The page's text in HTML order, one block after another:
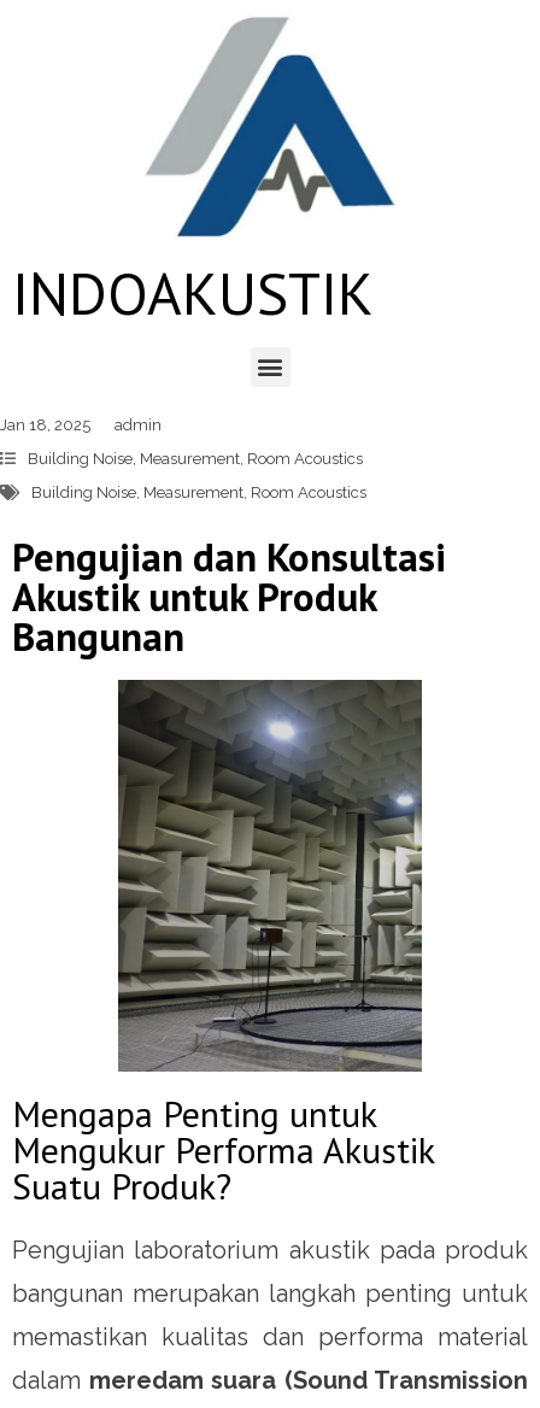
INDOAKUSTIK
Jan 18, 2025
admin
Building Noise Measurement Room Acoustics
Building Noise Measurement Room Acoustics
Pengujian dan Konsultasi
Akustik untuk Produk
Bangunan
Mengapa Penting untuk
Mengukur Performa Akustik
Suatu Produk?
Pengujian laboratorium akustik pada produk
bangunan merupakan langkah penting untuk
memastikan kualitas dan performa material
dalam meredam suara (Sound Transmission